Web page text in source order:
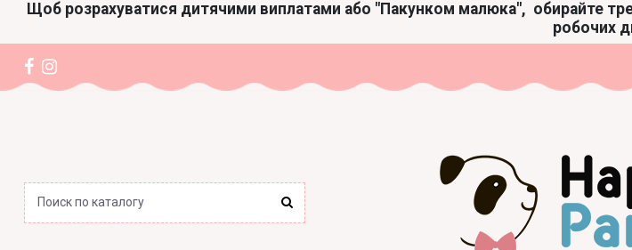
Щоб розрахуватися дитячими виплатами або "Пакунком малюка", обирайте
робочих